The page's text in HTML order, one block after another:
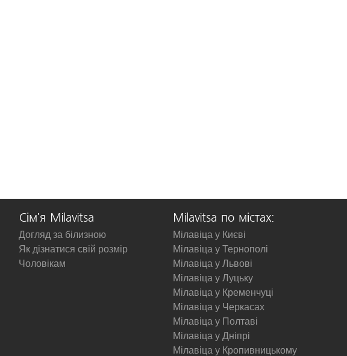
Сім'я Milavitsa
Догляд за білизною
Як дізнатися свій розмір
Чоловікам
Milavitsa по містах:
Мілавіца у Києві
Мілавіца у Тернополі
Мілавіца у Львові
Мілавіца у Луцьку
Мілавіца у Кременчуці
Мілавіца у Черкасах
Мілавіца у Полтаві
Мілавіца у Дніпрі
Мілавіца у Кропивницькому